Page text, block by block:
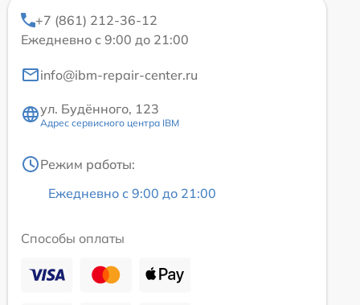
+7 (861) 212-36-12
Ежедневно с 9:00 до 21:00
info@ibm-repair-center.ru
ул. Будённого, 123
Адрес сервисного центра IBM
Режим работы:
Ежедневно с 9:00 до 21:00
Способы оплаты